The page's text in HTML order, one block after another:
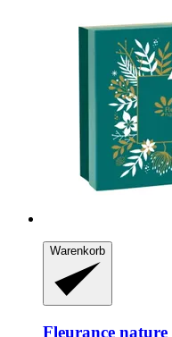
Warenkorb
Fleurance nature